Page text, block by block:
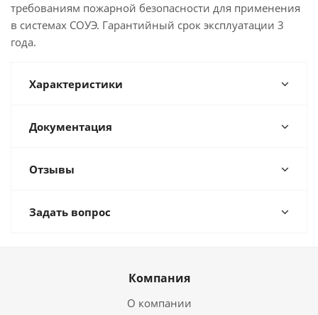
требованиям пожарной безопасности для применения
в системах СОУЭ. Гарантийный срок эксплуатации 3
года.
Характеристики
Документация
Отзывы
Задать вопрос
Компания
О компании